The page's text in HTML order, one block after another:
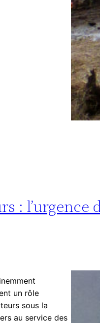
: l’urgence
un rôle
sous la
au service des